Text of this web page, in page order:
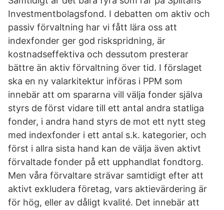
Investmentbolagsfond. I debatten om aktiv och
passiv förvaltning har vi fått lära oss att
indexfonder ger god riskspridning, är
kostnadseffektiva och dessutom presterar
bättre än aktiv förvaltning över tid. I förslaget
ska en ny valarkitektur införas i PPM som
innebär att om spararna vill välja fonder själva
styrs de först vidare till ett antal andra statliga
fonder, i andra hand styrs de mot ett nytt steg
med indexfonder i ett antal s.k. kategorier, och
först i allra sista hand kan de välja även aktivt
förvaltade fonder på ett upphandlat fondtorg.
Men våra förvaltare strävar samtidigt efter att
aktivt exkludera företag, vars aktievärdering är
för hög, eller av dåligt kvalité. Det innebär att